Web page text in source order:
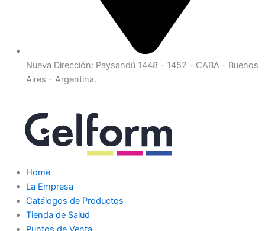
Nueva Dirección: Paysandú 1448 - 1452 - CABA - Buenos
Aires - Argentina.
Home
La Empresa
Catálogos de Productos
Tienda de Salud